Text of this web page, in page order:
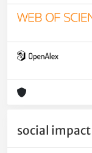
social impact